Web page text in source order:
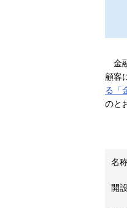
金
顧客
る「
のと
名
開